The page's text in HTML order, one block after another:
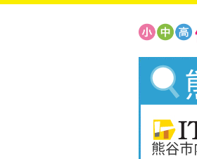
熊谷